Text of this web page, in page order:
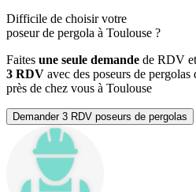
Difficile de choisir votre
poseur de pergola à Toulouse ?
Faites une seule demande de RDV
3 RDV avec des poseurs de pergolas
près de chez vous à Toulouse
Demander 3 RDV poseurs de pergolas